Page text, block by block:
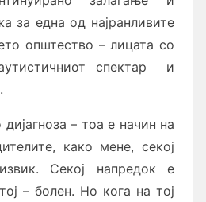
за една од најранливите
општество – лицата со
спектар и
– тоа е начин на
како мене, секој
Секој напредок е
– болен. Но кога на тој